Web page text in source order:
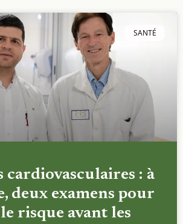
SANTÉ
cardiovasculaires : à
deux examens pour
risque avant les